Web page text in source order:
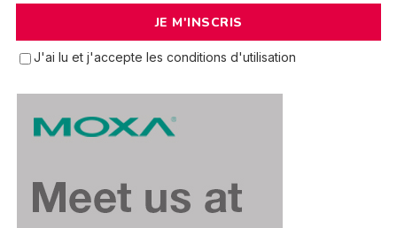
J'ai lu et j'accepte les conditions d'utilisation